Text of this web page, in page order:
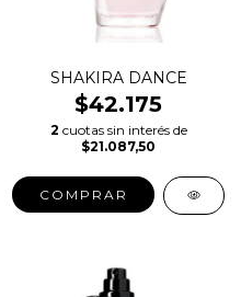
SHAKIRA DANCE
$42.175
2 cuotas sin interés de
$21.087,50
COMPRAR